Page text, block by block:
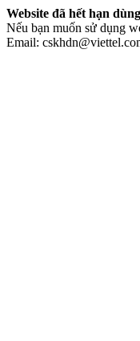
Website đã hết hạn
Nếu bạn muốn sử dụng
Email: